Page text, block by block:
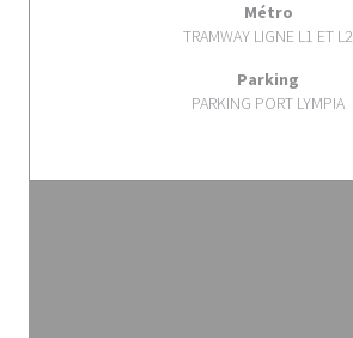
Métro
TRAMWAY LIGNE L1 ET L2
Parking
PARKING PORT LYMPIA